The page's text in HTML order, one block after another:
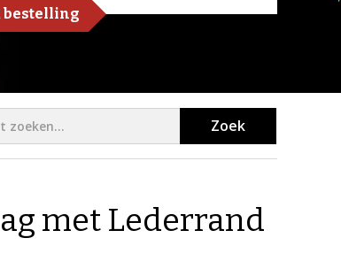
bestelling
Zoek
met Lederrand